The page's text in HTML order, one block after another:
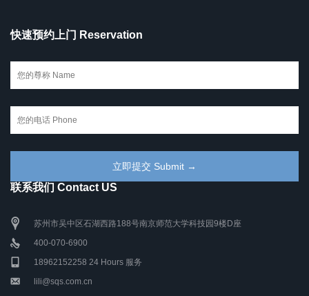
快速预约上门 Reservation
联系我们 Contact US
苏州市吴中区石湖西路188号南京师范大学科技园9楼D座
400-070-6900
18962152258 24 Hours 服务
lili@sqs.com.cn